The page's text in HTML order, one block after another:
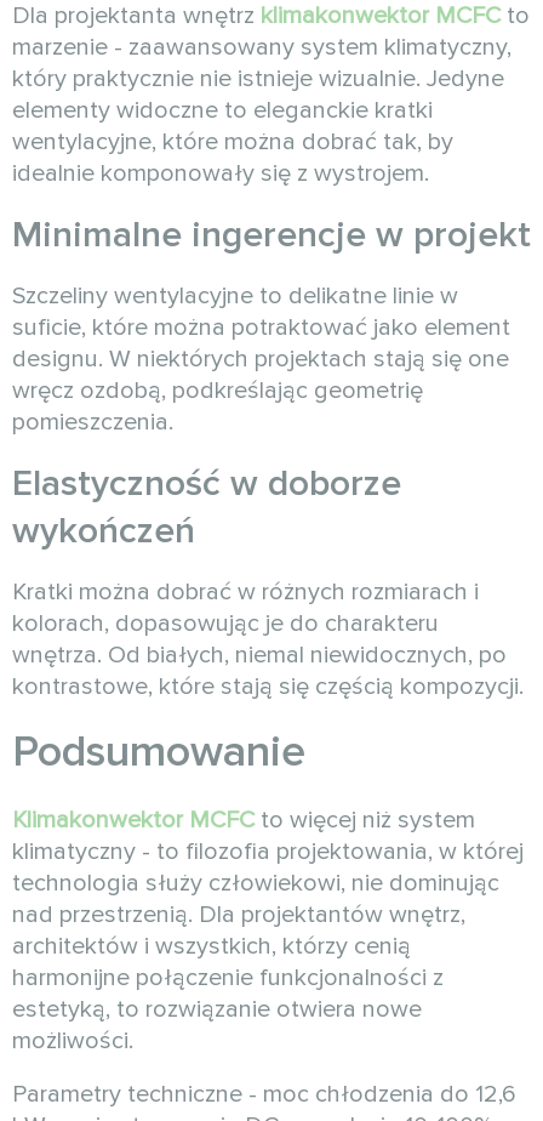
Dla projektanta wnętrz klimakonwektor MCFCto
marzenie - zaawansowany system klimatyczny,
który praktycznie nie istnieje wizualnie. Jedyne
elementy widoczne to eleganckie kratki
wentylacyjne, które można dobrać tak, by
idealnie komponowały się z wystrojem.
Minimalne ingerencje w projekt
Szczeliny wentylacyjne to delikatne linie w
suficie, które można potraktować jako element
designu. W niektórych projektach stają się one
wręcz ozdobą, podkreślając geometrię
pomieszczenia.
Elastyczność w doborze
wykończeń
Kratki można dobrać w różnych rozmiarach i
kolorach, dopasowując je do charakteru
wnętrza. Od białych, niemal niewidocznych, po
kontrastowe, które stają się częścią kompozycji.
Podsumowanie
Klimakonwektor MCFCto więcej niż system
klimatyczny - to filozofia projektowania, w której
technologia służy człowiekowi, nie dominując
nad przestrzenią. Dla projektantów wnętrz,
architektów i wszystkich, którzy cenią
harmonijne połączenie funkcjonalności z
estetyką, to rozwiązanie otwiera nowe
możliwości.
Parametry techniczne - moc chłodzenia do 12,6